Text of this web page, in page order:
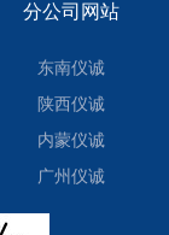
分公司网站
东南仪诚
陕西仪诚
内蒙仪诚
广州仪诚